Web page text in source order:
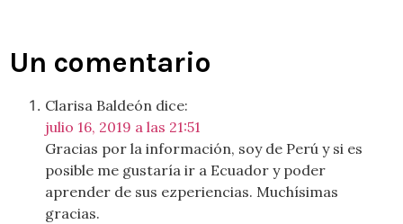
Un comentario
Clarisa Baldeón dice:
julio 16, 2019 a las 21:51
Gracias por la información, soy de Perú y si es
posible me gustaría ir a Ecuador y poder
aprender de sus ezperiencias. Muchísimas
gracias.